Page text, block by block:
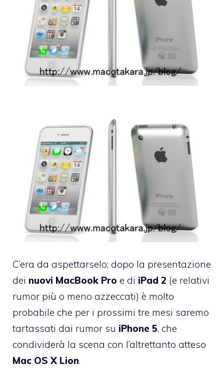
C’era da aspettarselo; dopo la presentazione
dei nuovi MacBook Pro e di iPad 2 (e relativi
rumor più o meno azzeccati) è molto
probabile che per i prossimi tre mesi saremo
tartassati dai rumor su iPhone 5, che
condividerà la scena con l’altrettanto atteso
Mac OS X Lion.